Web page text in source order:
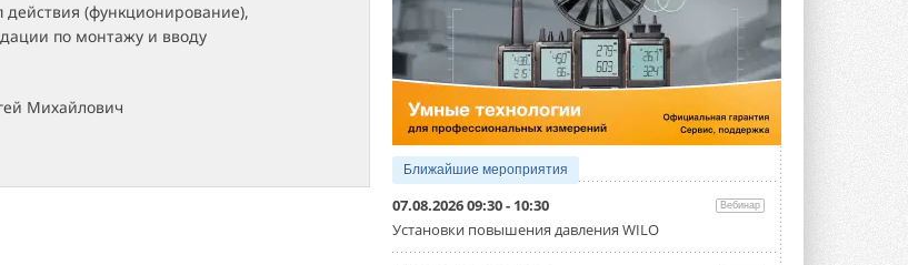
(функционирование),
по монтажу и вводу
Михайлович
Ближайшие мероприятия
07.08.2026 09:30 - 10:30 Вебинар
Установки повышения давления WILO